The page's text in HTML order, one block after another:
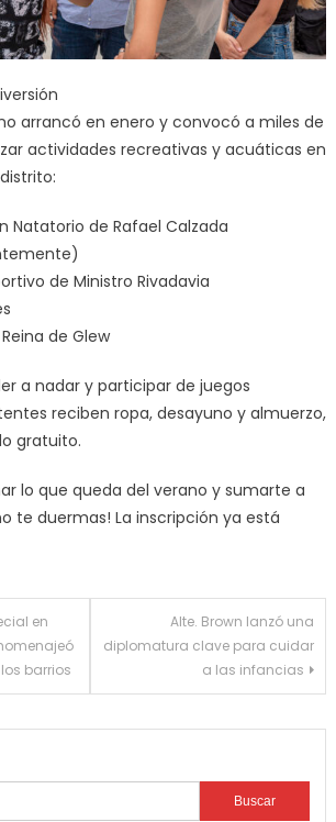
arrancó en enero y convocó a miles de
actividades recreativas y acuáticas en
Natatorio de Rafael Calzada
de Ministro Rivadavia
de Glew
a nadar y participar de juegos
reciben ropa, desayuno y almuerzo,
gratuito.
lo que queda del verano y sumarte a
te duermas! La inscripción ya está
en
barrios
Alte. Brown lanzó una
diplomatura clave para cuidar
a las infancias
Buscar: